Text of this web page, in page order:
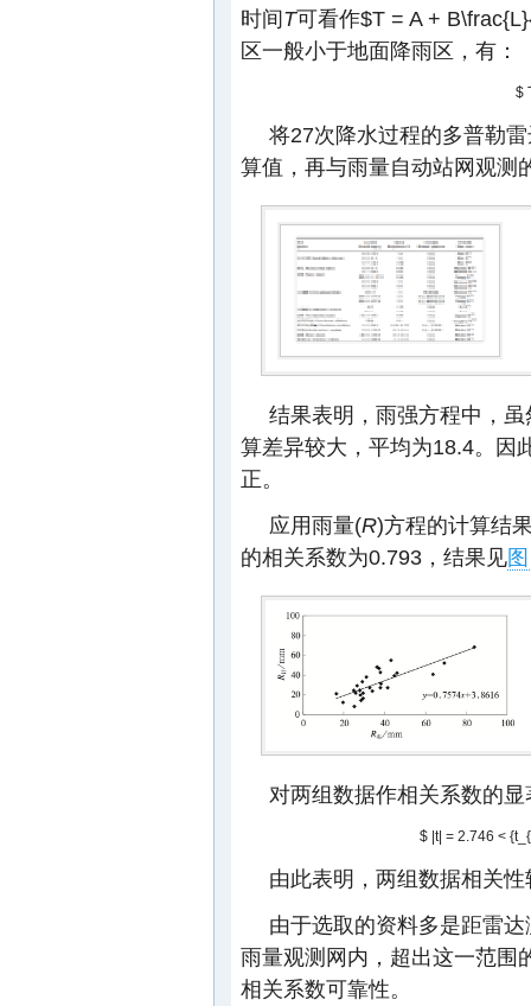
时间T可看作$T = A +
区一般小于地面降雨区，有：
$
将27次降水过程的多普勒
算值，再与雨量自动站网观测
结果表明，雨强方程中，
算差异较大，平均为18.4。因
正。
应用雨量(R)方程的计算结
的相关系数为0.793，结果见
对两组数据作相关系数的
$ |t| = 2.746 <
由此表明，两组数据相关
由于选取的资料多是距雷
雨量观测网内，超出这一范围
相关系数可靠性。